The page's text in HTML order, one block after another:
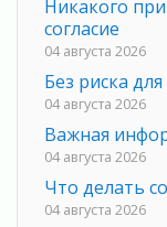
Никакого
согласие
04 августа 2026
Без риска
04 августа 2026
Важная
04 августа 2026
Что делать
04 августа 2026